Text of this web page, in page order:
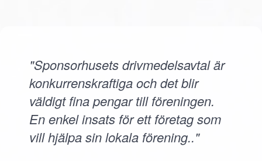
"Sponsorhusets drivmedelsavtal är
konkurrenskraftiga och det blir
väldigt fina pengar till föreningen.
En enkel insats för ett företag som
vill hjälpa sin lokala förening.."